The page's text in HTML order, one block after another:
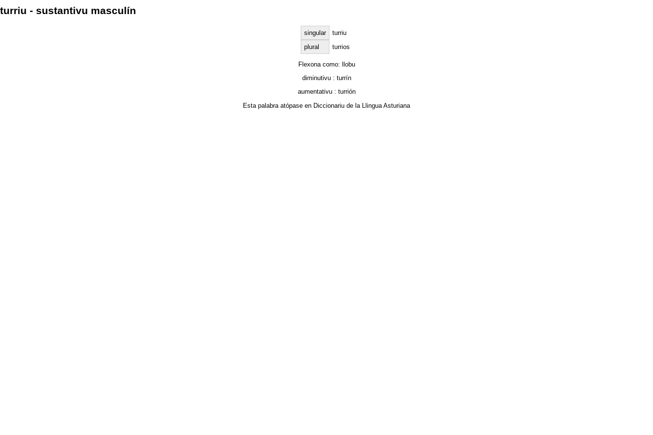
turriu - sustantivu masculín
singular
turriu
plural
turrios
Flexona como: llobu
diminutivu : turrín
aumentativu : turrión
Esta palabra atópase en Diccionariu de la Llingua Asturiana